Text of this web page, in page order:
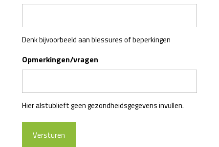
Denk bijvoorbeeld aan blessures of beperkingen
Opmerkingen/vragen
Hier alstublieft geen gezondheidsgegevens invullen.